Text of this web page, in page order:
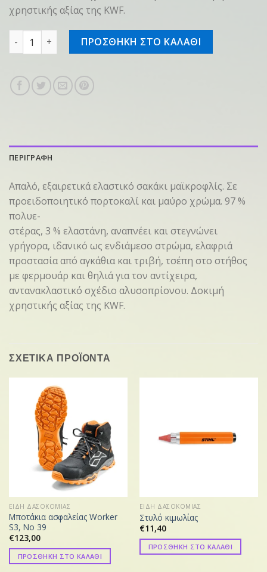
χρηστικής αξίας της KWF.
Σακάκι φλις DYNAMIC, XXL ποσότητα
ΠΡΟΣΘΗΚΗ ΣΤΟ ΚΑΛΑΘΙ
ΠΕΡΙΓΡΑΦΗ
Απαλό, εξαιρετικά ελαστικό σακάκι μαϊκροφλίς. Σε
προειδοποιητικό πορτοκαλί και μαύρο χρώμα. 97 %
πολυε-
στέρας, 3 % ελαστάνη, αναπνέει και στεγνώνει
γρήγορα, ιδανικό ως ενδιάμεσο στρώμα, ελαφριά
προστασία από αγκάθια και τριβή, τσέπη στο στήθος
με φερμουάρ και θηλιά για τον αντίχειρα,
αντανακλαστικό σχέδιο αλυσοπρίονου. Δοκιμή
χρηστικής αξίας της KWF.
ΣΧΕΤΙΚΑ ΠΡΟΪΟΝΤΑ
ΕΙΔΗ ΔΑΣΟΚΟΜΙΑΣ
Μποτάκια ασφαλείας Worker
S3, Νο 39
€123,00
ΠΡΟΣΘΗΚΗ ΣΤΟ ΚΑΛΑΘΙ
ΕΙΔΗ ΔΑΣΟΚΟΜΙΑΣ
Στυλό κιμωλίας
€11,40
ΠΡΟΣΘΗΚΗ ΣΤΟ ΚΑΛΑΘΙ